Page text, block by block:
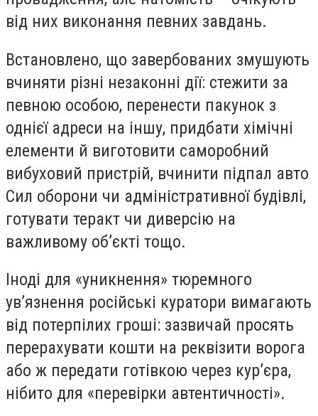
від них виконання певних завдань.
Встановлено, що завербованих змушують
вчиняти різні незаконні дії: стежити за
певною особою, перенести пакунок з
однієї адреси на іншу, придбати хімічні
елементи й виготовити саморобний
вибуховий пристрій, вчинити підпал авто
Сил оборони чи адміністративної будівлі,
готувати теракт чи диверсію на
важливому об’єкті тощо.
Іноді для «уникнення» тюремного
ув’язнення російські куратори вимагають
від потерпілих гроші: зазвичай просять
перерахувати кошти на реквізити ворога
або ж передати готівкою через кур’єра,
нібито для «перевірки автентичності».